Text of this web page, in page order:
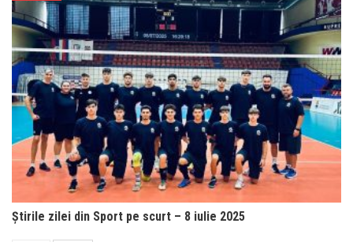
Știrile zilei din Sport pe scurt – 8 iulie 2025